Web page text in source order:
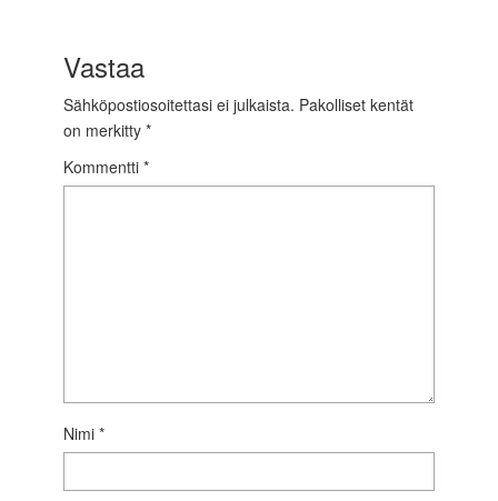
Vastaa
Sähköpostiosoitettasi ei julkaista. Pakolliset kentät
on merkitty *
Kommentti *
Nimi *